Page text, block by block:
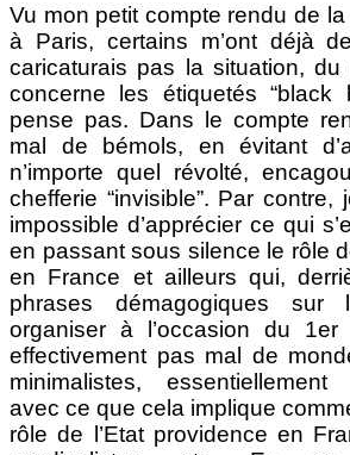
Vu mon petit compte rendu de
à Paris, certains m’ont déjà
caricaturais pas la situation,
concerne les étiquetés “black
pense pas. Dans le compte
mal de bémols, en évitant
n’importe quel révolté,
chefferie “invisible”. Par contre,
impossible d’apprécier ce qui
en passant sous silence le rôle
en France et ailleurs qui,
phrases démagogiques sur
organiser à l’occasion du 1er
effectivement pas mal de
minimalistes, essentiellement
avec ce que cela implique
rôle de l’Etat providence en